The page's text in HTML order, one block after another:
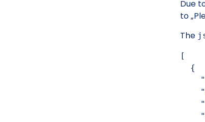
Due
to
The
[